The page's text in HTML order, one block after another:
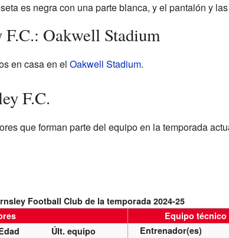
es negra con una parte blanca, y el pantalón y
Oakwell Stadium
en casa en el Oakwell Stadium.
F.C.
que forman parte del equipo en la temporada
Football Club de la temporada 2024-25
Equipo técnico
Últ. equipo Entrenador(es)